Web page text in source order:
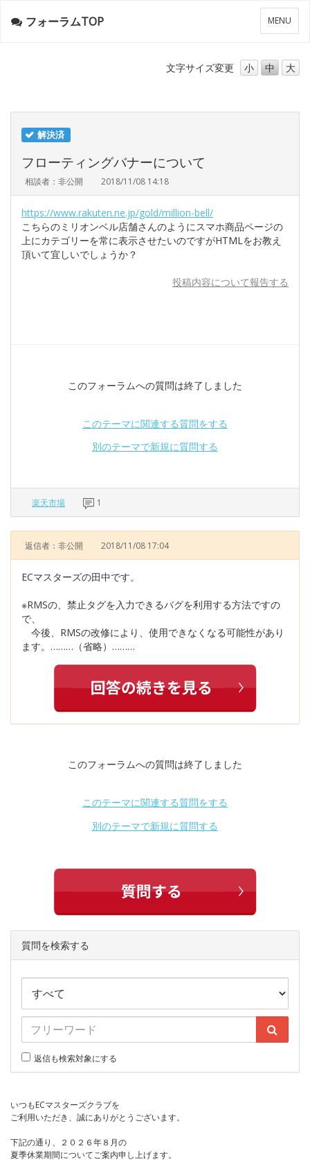
メ
ニ
ー
MENU
フォーラムTOP
文字サイズ変更 小 中 大
解決済
フローティングバナーについて
相談者：非公開 2018/11/08 14:18
https://www.rakuten.ne.jp/gold/million-bell/
こちらのミリオンベル店舗さんのようにスマホ商品ページの
上にカテゴリーを常に表示させたいのですがHTMLをお教え
頂いて宜しいでしょうか？
投稿内容について報告する
このフォーラムへの質問は終了しました
このテーマに関連する質問をする
別のテーマで新規に質問する
楽天市場 1
返信者：非公開 2018/11/08 17:04
ECマスターズの田中です。
※RMSの、禁止タグを入力できるバグを利用する方法ですの
で、
今後、RMSの改修により、使用できなくなる可能性があり
ます。………（省略）………
このフォーラムへの質問は終了しました
このテーマに関連する質問をする
別のテーマで新規に質問する
質問を検索する
返信も検索対象にする
いつもECマスターズクラブを
ご利用いただき、誠にありがとうございます。
下記の通り、２０２６年８月の
夏季休業期間についてご案内申し上げます。